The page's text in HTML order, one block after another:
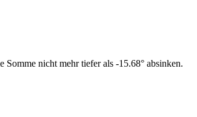
nicht mehr tiefer als -15.68° absinken.